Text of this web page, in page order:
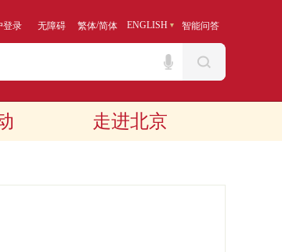
登录 无障碍 繁体/简体 ENGLISH 智能问答
走进北京